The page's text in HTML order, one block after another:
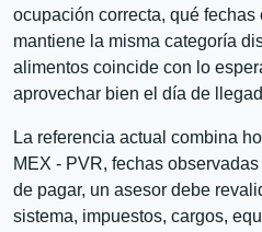
ocupación correcta, qué fechas
mantiene la misma categoría
alimentos coincide con lo
aprovechar bien el día de
La referencia actual combina
MEX - PVR, fechas
de pagar, un asesor debe
sistema, impuestos, cargos,